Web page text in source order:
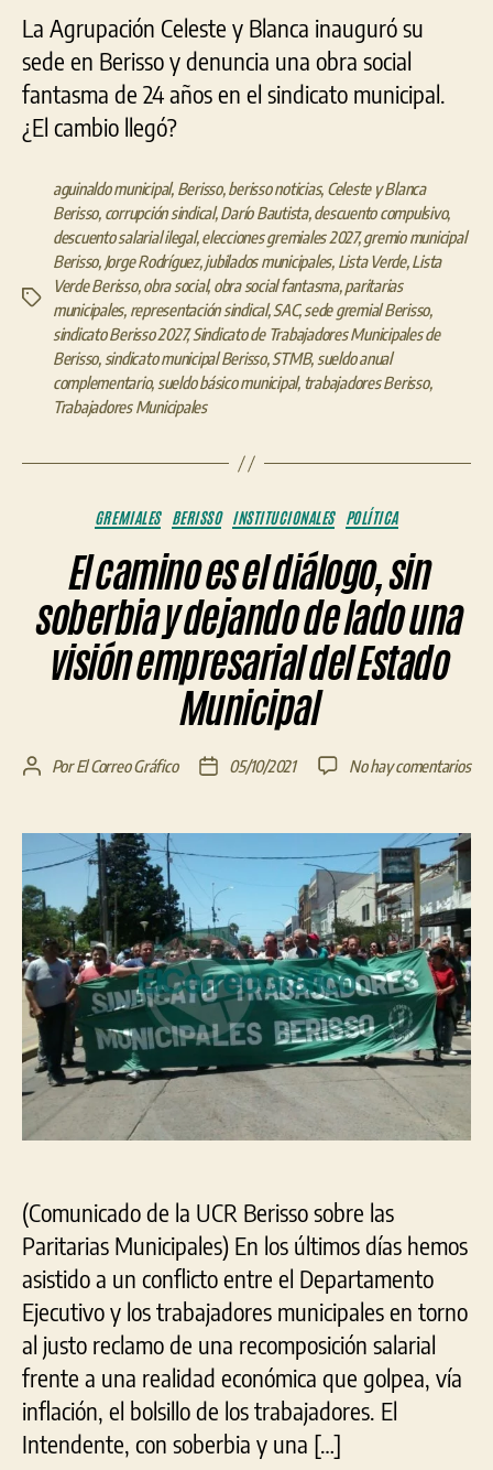
La Agrupación Celeste y Blanca inauguró su
sede en Berisso y denuncia una obra social
fantasma de 24 años en el sindicato municipal.
¿El cambio llegó?
Etiquetas
aguinaldo municipal, Berisso,berisso noticias, Celeste y Blanca
Berisso, corrupción sindical,Darío Bautista,descuento compulsivo,
descuento salarial ilegal,elecciones gremiales 2027,gremio municipal
Berisso, Jorge Rodríguez,jubilados municipales, Lista Verde,Lista
Verde Berisso,obra social,obra social fantasma,paritarias
municipales, representación sindical,SAC,sede gremial Berisso,
sindicato Berisso 2027,Sindicato de Trabajadores Municipales de
Berisso, sindicato municipal Berisso,STMB, sueldo anual
complementario, sueldo básico municipal, trabajadores Berisso,
Trabajadores Municipales
Categorías
GREMIALES BERISSO INSTITUCIONALES POLÍTICA
El camino es el diálogo, sin
soberbia y dejando de lado una
visión empresarial del Estado
Municipal
Autor
entrada
PorEl Correo Gráfico
Fecha
entrada
05/10/2021 No hay comentariosen
es
sin
y
de
una
(Comunicado de la UCR Berisso sobre las
Paritarias Municipales) En los últimos días hemos
asistido a un conflicto entre el Departamento
Ejecutivo y los trabajadores municipales en torno
al justo reclamo de una recomposición salarial
frente a una realidad económica que golpea, vía
inflación, el bolsillo de los trabajadores. El
Intendente, con soberbia y una […]